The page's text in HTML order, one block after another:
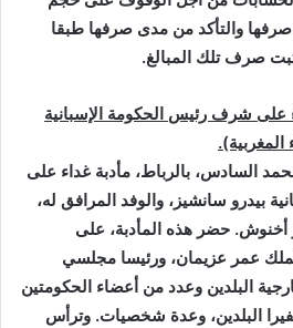
والتأكد من مدى صرفھا طبقا
صرف تلك المبالغ.
على شرف رئيس الحكومة الإسبانية
السادس، بالرباط، مأدبة غداء على
بيدرو سانشيز، والوفد المرافق له،
أخنوش. حضر هذه المأدبة، على
عمر عزيمان، ورئيسا مجلسي
البلدين وعدد من أعضاء الحكومتين
البلدين، وعدة شخصيات. وترأس